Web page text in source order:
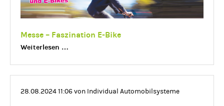
Messe – Faszination E-Bike
Weiterlesen …
Bike
28.08.2024 11:06von Individual Automobilsysteme